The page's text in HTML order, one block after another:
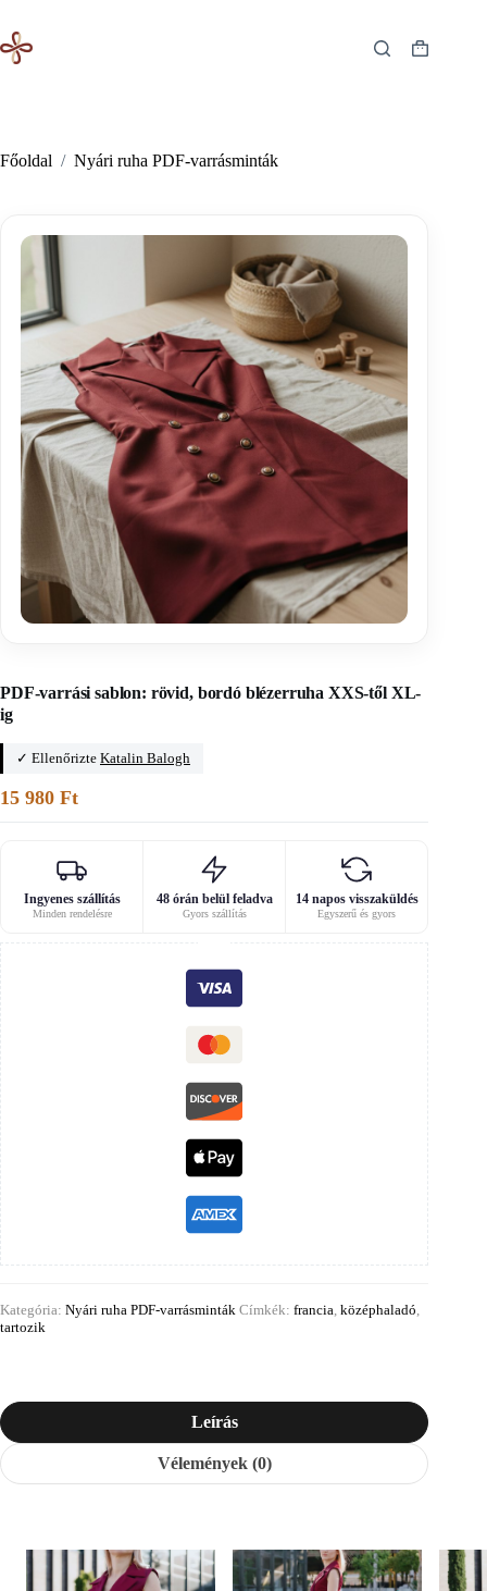
content
Shopping
Főoldal / Nyári ruha PDF-varrásminták
PDF-varrási sablon: rövid, bordó blézerruha XXS-től XL-
ig
✓ Ellenőrizte Katalin Balogh
15 980 Ft
Ingyenes szállítás
Minden rendelésre
48 órán belül feladva
Gyors szállítás
14 napos visszaküldés
Egyszerű és gyors
Kategória: Nyári ruha PDF-varrásminták Címkék: francia középhaladó
tartozik
Leírás
Vélemények (0)